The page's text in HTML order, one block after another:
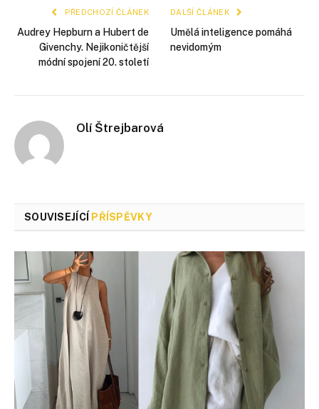
PŘEDCHOZÍ ČLÁNEK
Audrey Hepburn a Hubert de
Givenchy. Nejikoničtější
módní spojení 20. století
DALŠÍ ČLÁNEK
Umělá inteligence pomáhá
nevidomým
Olí Štrejbarová
SOUVISEJÍCÍ PŘÍSPĚVKY